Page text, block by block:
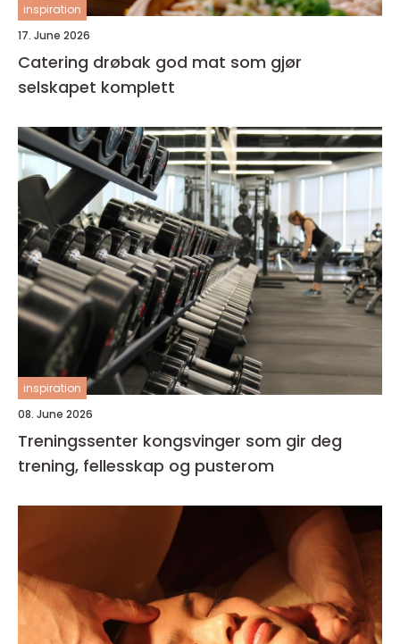
inspiration
17. June 2026
Catering drøbak god mat som gjør
selskapet komplett
inspiration
08. June 2026
Treningssenter kongsvinger som gir deg
trening, fellesskap og pusterom